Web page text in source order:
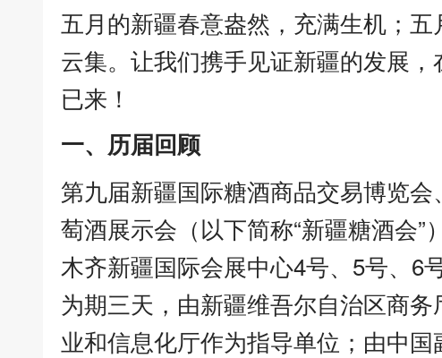
五月的新疆春意盎然，充满生机；
云集。让我们携手见证新疆的发展
已来！
一、历届回顾
第九届新疆国际糖酒商品交易博览
萄酒展示会（以下简称“新疆糖酒会”
木齐新疆国际会展中心4号、5号、6
为期三天，由新疆维吾尔自治区商
业和信息化厅作为指导单位；由中